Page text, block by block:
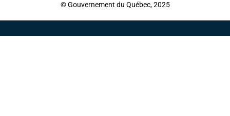
© Gouvernement du Québec, 2025